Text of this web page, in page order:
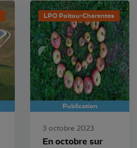
LPO Poitou-Charentes
Publication
3 octobre 2023
En octobre sur